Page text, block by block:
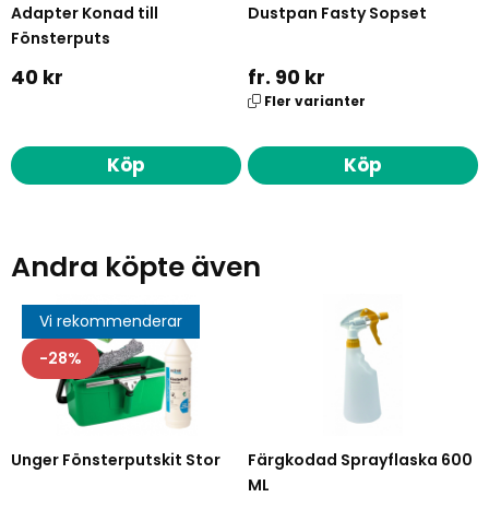
Adapter Konad till
Fönsterputs
40 kr
Köp
Dustpan Fasty Sopset
fr. 90 kr
Fler varianter
Köp
Andra köpte även
Vi rekommenderar
28
Unger Fönsterputskit Stor
Färgkodad Sprayflaska 600
ML